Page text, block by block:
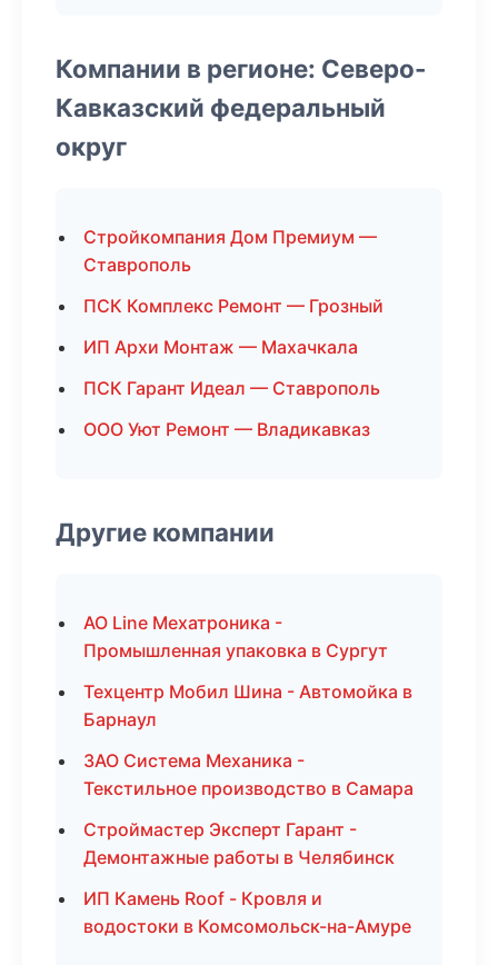
Компании в регионе: Северо-
Кавказский федеральный
округ
Стройкомпания Дом Премиум —
Ставрополь
ПСК Комплекс Ремонт — Грозный
ИП Архи Монтаж — Махачкала
ПСК Гарант Идеал — Ставрополь
ООО Уют Ремонт — Владикавказ
Другие компании
АО Line Мехатроника -
Промышленная упаковка в Сургут
Техцентр Мобил Шина - Автомойка в
Барнаул
ЗАО Система Механика -
Текстильное производство в Самара
Строймастер Эксперт Гарант -
Демонтажные работы в Челябинск
ИП Камень Roof - Кровля и
водостоки в Комсомольск-на-Амуре